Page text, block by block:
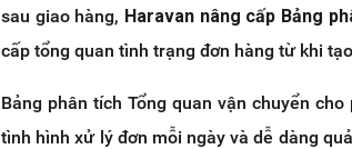
sau giao hàng, Haravan nâng cấp Bảng
cấp tổng quan tình trạng đơn hàng từ khi
Bảng phân tích Tổng quan vận chuyển
tình hình xử lý đơn mỗi ngày và dễ dàng